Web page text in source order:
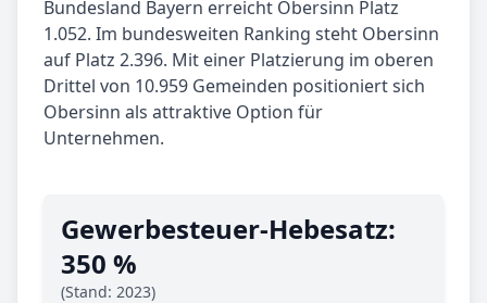
Bundesland Bayern erreicht Obersinn Platz
1.052. Im bundesweiten Ranking steht Obersinn
auf Platz 2.396. Mit einer Platzierung im oberen
Drittel von 10.959 Gemeinden positioniert sich
Obersinn als attraktive Option für
Unternehmen.
Gewerbe­steuer-Hebe­satz:
350 %
(Stand: 2023)